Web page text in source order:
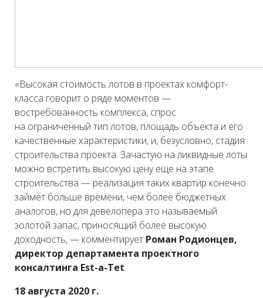
«Высокая стоимость лотов в проектах комфорт-
класса говорит о ряде моментов —
востребованность комплекса, спрос
на ограниченный тип лотов, площадь объекта и его
качественные характеристики, и, безусловно, стадия
строительства проекта. Зачастую на ликвидные лоты
можно встретить высокую цену еще на этапе
строительства — реализация таких квартир конечно
займет больше времени, чем более бюджетных
аналогов, но для девелопера это называемый
золотой запас, приносящий более высокую
доходность, — комментирует Роман Родионцев,
директор департамента проектного
консалтинга Est-a-Tet.
18 августа 2020 г.